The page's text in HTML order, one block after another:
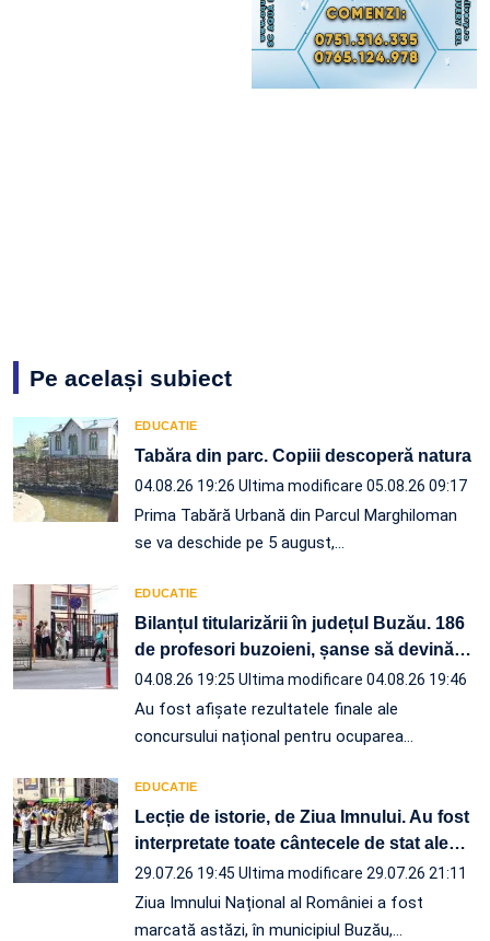
Pe același subiect
EDUCATIE
Tabăra din parc. Copiii descoperă natura
04.08.26 19:26 Ultima modificare 05.08.26 09:17
Prima Tabără Urbană din Parcul Marghiloman
se va deschide pe 5 august,…
EDUCATIE
Bilanțul titularizării în județul Buzău. 186
de profesori buzoieni, șanse să devină…
04.08.26 19:25 Ultima modificare 04.08.26 19:46
Au fost afișate rezultatele finale ale
concursului național pentru ocuparea…
EDUCATIE
Lecție de istorie, de Ziua Imnului. Au fost
interpretate toate cântecele de stat ale…
29.07.26 19:45 Ultima modificare 29.07.26 21:11
Ziua Imnului Național al României a fost
marcată astăzi, în municipiul Buzău,…